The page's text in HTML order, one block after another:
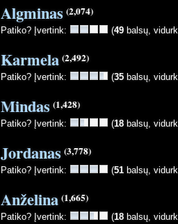
Algminas (2,074)
Patiko? Įvertink: (49 balsų,
Karmela (2,492)
Patiko? Įvertink: (35 balsų,
Mindas (1,428)
Patiko? Įvertink: (18 balsų,
Jordanas (3,778)
Patiko? Įvertink: (51 balsų,
Anželina (1,665)
Patiko? Įvertink: (18 balsų,